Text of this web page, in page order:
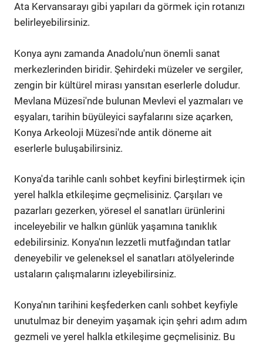
Ata Kervansarayı gibi yapıları da görmek için rotanızı
belirleyebilirsiniz.
Konya aynı zamanda Anadolu'nun önemli sanat
merkezlerinden biridir. Şehirdeki müzeler ve sergiler,
zengin bir kültürel mirası yansıtan eserlerle doludur.
Mevlana Müzesi'nde bulunan Mevlevi el yazmaları ve
eşyaları, tarihin büyüleyici sayfalarını size açarken,
Konya Arkeoloji Müzesi'nde antik döneme ait
eserlerle buluşabilirsiniz.
Konya'da tarihle canlı sohbet keyfini birleştirmek için
yerel halkla etkileşime geçmelisiniz. Çarşıları ve
pazarları gezerken, yöresel el sanatları ürünlerini
inceleyebilir ve halkın günlük yaşamına tanıklık
edebilirsiniz. Konya'nın lezzetli mutfağından tatlar
deneyebilir ve geleneksel el sanatları atölyelerinde
ustaların çalışmalarını izleyebilirsiniz.
Konya'nın tarihini keşfederken canlı sohbet keyfiyle
unutulmaz bir deneyim yaşamak için şehri adım adım
gezmeli ve yerel halkla etkileşime geçmelisiniz. Bu